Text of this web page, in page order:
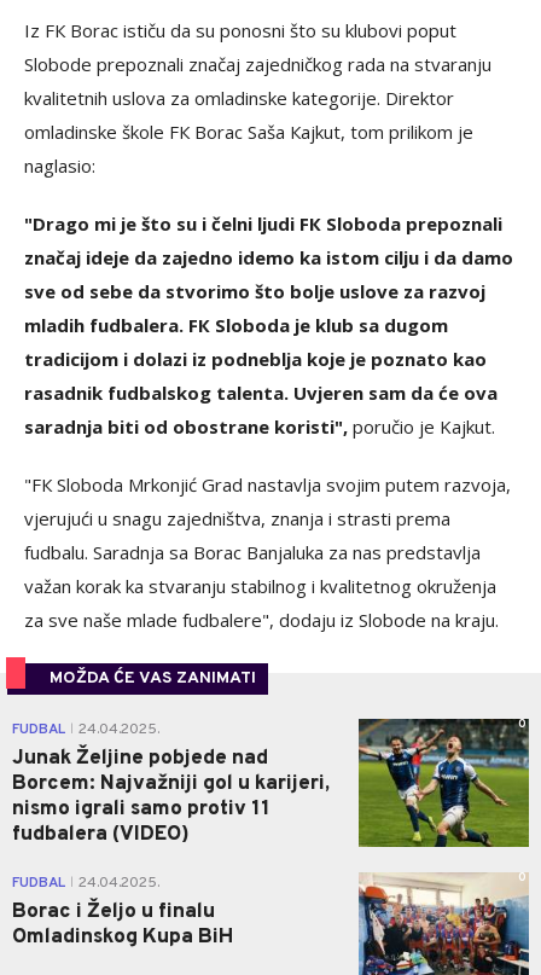
Iz FК Borac ističu da su ponosni što su klubovi poput
Slobode prepoznali značaj zajedničkog rada na stvaranju
kvalitetnih uslova za omladinske kategorije. Direktor
omladinske škole FК Borac Saša Кajkut, tom prilikom je
naglasio:
"Drago mi je što su i čelni ljudi FК Sloboda prepoznali
značaj ideje da zajedno idemo ka istom cilju i da damo
sve od sebe da stvorimo što bolje uslove za razvoj
mladih fudbalera. FК Sloboda je klub sa dugom
tradicijom i dolazi iz podneblja koje je poznato kao
rasadnik fudbalskog talenta. Uvjeren sam da će ova
saradnja biti od obostrane koristi", poručio je Kajkut.
"FК Sloboda Mrkonjić Grad nastavlja svojim putem razvoja,
vjerujući u snagu zajedništva, znanja i strasti prema
fudbalu. Saradnja sa Borac Banjaluka za nas predstavlja
važan korak ka stvaranju stabilnog i kvalitetnog okruženja
za sve naše mlade fudbalere", dodaju iz Slobode na kraju.
MOŽDA ĆE VAS ZANIMATI
FUDBAL 24.04.2025.
Junak Željine pobjede nad
Borcem: Najvažniji gol u karijeri,
nismo igrali samo protiv 11
fudbalera (VIDEO)
0
FUDBAL 24.04.2025.
Borac i Željo u finalu
Omladinskog Kupa BiH
0